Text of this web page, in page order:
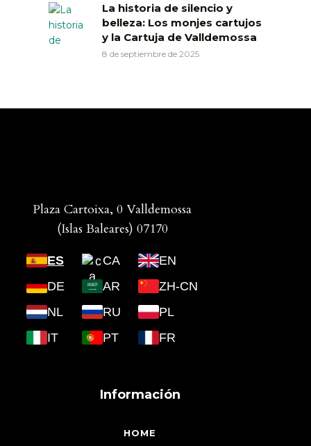
La historia de silencio y
belleza: Los monjes cartujos
y la Cartuja de Valldemossa
8 de septiembre de 2025
Plaza Cartoixa, 0 Valldemossa
(Islas Baleares) 07170
ES CA
EN
DE
AR
ZH-CN
NL
RU
PL
IT
PT FR
Información
HOME